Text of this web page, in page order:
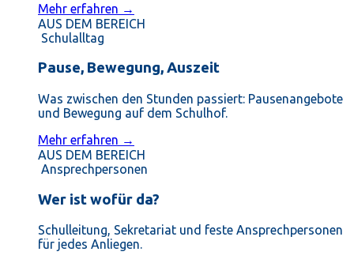
Mehr erfahren →
AUS DEM BEREICH
Schulalltag
Pause, Bewegung, Auszeit
Was zwischen den Stunden passiert: Pausenangebote
und Bewegung auf dem Schulhof.
Mehr erfahren →
AUS DEM BEREICH
Ansprechpersonen
Wer ist wofür da?
Schulleitung, Sekretariat und feste Ansprechpersonen
für jedes Anliegen.